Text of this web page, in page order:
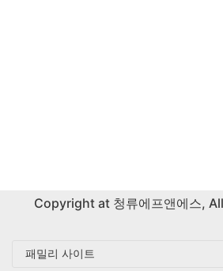
Copyright at 청류에프앤에스,